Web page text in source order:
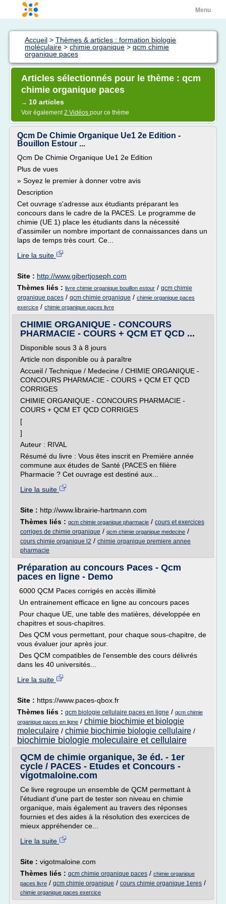
Menu
Accueil > Thèmes & articles : formation biologie
moléculaire > chimie organique > qcm chimie
organique paces
Articles sélectionnés pour le thème : qcm
chimie organique paces
→ 10 articles
Voir également2 Vidéos pour ce thème
Qcm De Chimie Organique Ue1 2e Edition -
Bouillon Estour ...
Qcm De Chimie Organique Ue1 2e Edition
Plus de vues
» Soyez le premier à donner votre avis
Description
Cet ouvrage s'adresse aux étudiants préparant les
concours dans le cadre de la PACES. Le programme de
chimie (UE 1) place les étudiants dans la nécessité
d'assimiler un nombre important de connaissances dans un
laps de temps très court. Ce...
Lire la suite
Site : http://www.gibertjoseph.com
Thèmes liés : livre chimie organique bouillon estour / qcm chimie
organique paces / qcm chimie organique / chimie organique paces
exercice / chimie organique paces livre
CHIMIE ORGANIQUE - CONCOURS
PHARMACIE - COURS + QCM ET QCD ...
Disponible sous 3 à 8 jours
Article non disponible ou à paraître
Accueil / Technique / Medecine / CHIMIE ORGANIQUE -
CONCOURS PHARMACIE - COURS + QCM ET QCD
CORRIGES
CHIMIE ORGANIQUE - CONCOURS PHARMACIE -
COURS + QCM ET QCD CORRIGES
[
]
Auteur : RIVAL
Résumé du livre : Vous êtes inscrit en Première année
commune aux études de Santé (PACES en filière
Pharmacie ? Cet ouvrage est destiné aux...
Lire la suite
Site : http://www.librairie-hartmann.com
Thèmes liés : qcm chimie organique pharmacie / cours et exercices
corriges de chimie organique / qcm chimie organique medecine /
cours chimie organique l2 / chimie organique premiere annee
pharmacie
Préparation au concours Paces - Qcm
paces en ligne - Demo
6000 QCM Paces corrigés en accès illimité
Un entrainement efficace en ligne au concours paces
Pour chaque UE, une table des matières, développée en
chapitres et sous-chapitres.
Des QCM vous permettant, pour chaque sous-chapitre, de
vous évaluer jour après jour.
Des QCM compatibles de l'ensemble des cours délivrés
dans les 40 universités...
Lire la suite
Site : https://www.paces-qbox.fr
Thèmes liés : qcm biologie cellulaire paces en ligne / qcm chimie
organique paces en ligne / chimie biochimie et biologie
moleculaire / chimie biochimie biologie cellulaire /
biochimie biologie moleculaire et cellulaire
QCM de chimie organique, 3e éd. - 1er
cycle / PACES - Etudes et Concours -
vigotmaloine.com
Ce livre regroupe un ensemble de QCM permettant à
l'étudiant d'une part de tester son niveau en chimie
organique, mais également au travers des réponses
fournies et des aides à la résolution des exercices de
mieux appréhender ce...
Lire la suite
Site : vigotmaloine.com
Thèmes liés : qcm chimie organique paces / chimie organique
paces livre / qcm chimie organique / cours chimie organique 1eres /
chimie organique paces exercice